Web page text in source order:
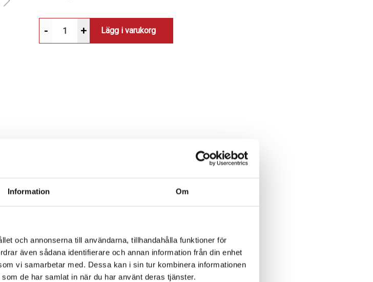
Information Om
och annonserna till användarna, tillhandahålla funktioner för
även sådana identifierare och annan information från din enhet
vi samarbetar med. Dessa kan i sin tur kombinera informationen
de har samlat in när du har använt deras tjänster.
- + Lägg i varukorg
SPECIFIKATION